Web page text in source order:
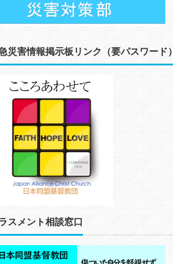
災害情報掲示板リンク（要パスワード）
スメント相談窓口